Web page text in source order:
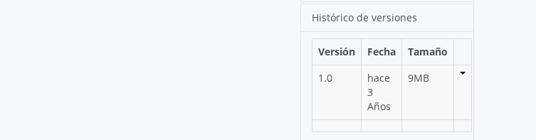
Histórico de versiones
Versión Fecha
Tamaño
1.0
hace
3
Años
9MB